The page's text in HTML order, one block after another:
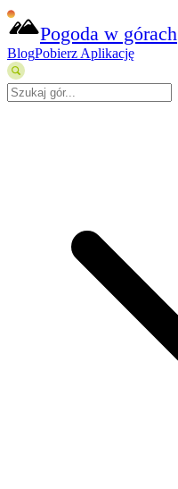
Pogoda w górach
BlogPobierz Aplikację